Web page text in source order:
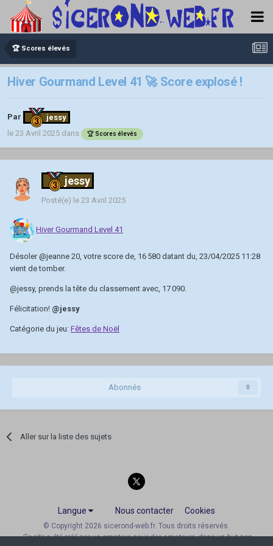
🏆 Scores élevés
Hiver Gourmand Level 41 🚀 Score explosé !
Par
jessy
le 23 Avril 2025 dans 🏆 Scores élevés
jessy
Posté(e) le 23 Avril 2025
Hiver Gourmand Level 41
Désoler@jeanne 20 , votre score de, 16 580 datant du, 23/04/2025 11:28
vient de tomber.
@jessy, prends la tête du classement avec, 17 090.
Félicitation! @jessy
Catégorie du jeu: Fêtes de Noël
Abonnés 0
Aller sur la liste des sujets
Langue Nous contacter Cookies
© Copyright 2026 sicerond-web.fr. Tous droits réservés.
Ce site a été créé par un amateur, pour des amateurs, dans un but non